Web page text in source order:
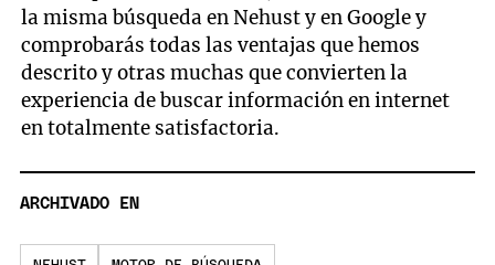
la misma búsqueda en Nehust y en Google y
comprobarás todas las ventajas que hemos
descrito y otras muchas que convierten la
experiencia de buscar información en internet
en totalmente satisfactoria.
ARCHIVADO EN